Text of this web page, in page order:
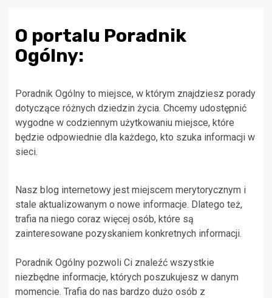
O portalu Poradnik
Ogólny:
Poradnik Ogólny to miejsce, w którym znajdziesz porady
dotyczące różnych dziedzin życia. Chcemy udostępnić
wygodne w codziennym użytkowaniu miejsce, które
będzie odpowiednie dla każdego, kto szuka informacji w
sieci.
Nasz blog internetowy jest miejscem merytorycznym i
stale aktualizowanym o nowe informacje. Dlatego też,
trafia na niego coraz więcej osób, które są
zainteresowane pozyskaniem konkretnych informacji.
Poradnik Ogólny pozwoli Ci znaleźć wszystkie
niezbędne informacje, których poszukujesz w danym
momencie. Trafia do nas bardzo dużo osób z